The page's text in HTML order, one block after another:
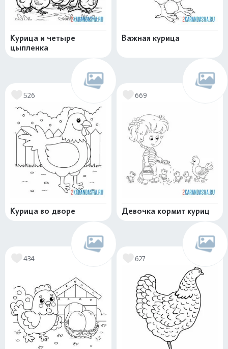
Курица и четыре
цыпленка
Важная курица
526
Курица во дворе
669
Девочка кормит куриц
434 627